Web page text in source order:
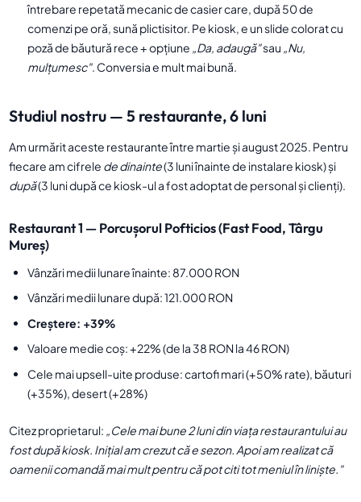
întrebare repetată mecanic de casier care, după 50 de
comenzi pe oră, sună plictisitor. Pe kiosk, e un slide colorat cu
poză de băutură rece + opțiune „Da, adaugă"sau „Nu,
mulțumesc". Conversia e mult mai bună.
Studiul nostru — 5 restaurante, 6 luni
Am urmărit aceste restaurante între martie și august 2025. Pentru
fiecare am cifrele de dinainte(3 luni înainte de instalare kiosk) și
după(3 luni după ce kiosk-ul a fost adoptat de personal și clienți).
Restaurant 1 — Porcușorul Pofticios (Fast Food, Târgu
Mureș)
Vânzări medii lunare înainte: 87.000 RON
Vânzări medii lunare după: 121.000 RON
Creștere: +39%
Valoare medie coș: +22% (de la 38 RON la 46 RON)
Cele mai upsell-uite produse: cartofi mari (+50% rate), băuturi
(+35%), desert (+28%)
Citez proprietarul: „Cele mai bune 2 luni din viața restaurantului au
fost după kiosk. Inițial am crezut că e sezon. Apoi am realizat că
oamenii comandă mai mult pentru că pot citi tot meniul în liniște."